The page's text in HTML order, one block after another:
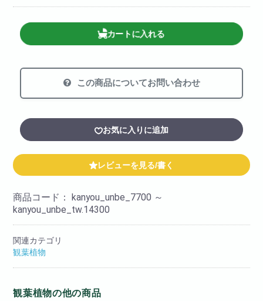
カートに入れる
この商品についてお問い合わせ
お気に入りに追加
レビューを見る/書く
商品コード：kanyou_unbe_7700 ～
kanyou_unbe_tw.14300
関連カテゴリ
観葉植物
観葉植物の他の商品